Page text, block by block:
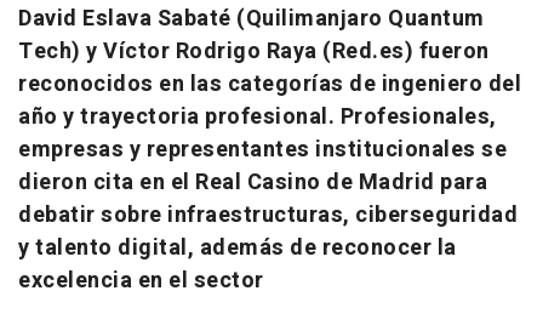
David Eslava Sabaté (Quilimanjaro Quantum
Tech) y Víctor Rodrigo Raya (Red.es) fueron
reconocidos en las categorías de ingeniero del
año y trayectoria profesional. Profesionales,
empresas y representantes institucionales se
dieron cita en el Real Casino de Madrid para
debatir sobre infraestructuras, ciberseguridad
y talento digital, además de reconocer la
excelencia en el sector